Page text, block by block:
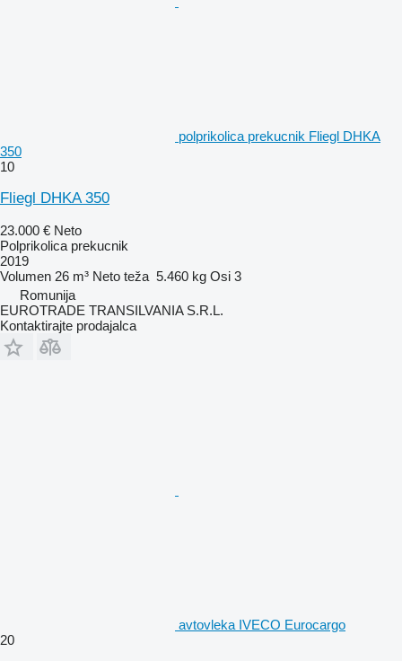
polprikolica prekucnik Fliegl DHKA
350
10
Fliegl DHKA 350
23.000 € Neto
Polprikolica prekucnik
2019
Volumen 26 m³ Neto teža 5.460 kg Osi 3
Romunija
EUROTRADE TRANSILVANIA S.R.L.
Kontaktirajte prodajalca
avtovleka IVECO Eurocargo
20